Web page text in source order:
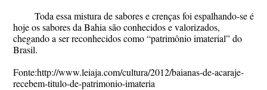
Toda essa mistura de sabores e crenças foi espalhando-se é
hoje os sabores da Bahia são conhecidos e valorizados,
chegando a ser reconhecidos como “patrimônio imaterial” do
Brasil.
Fonte:http://www.leiaja.com/cultura/2012/baianas-de-acaraje-
recebem-titulo-de-patrimonio-imateria